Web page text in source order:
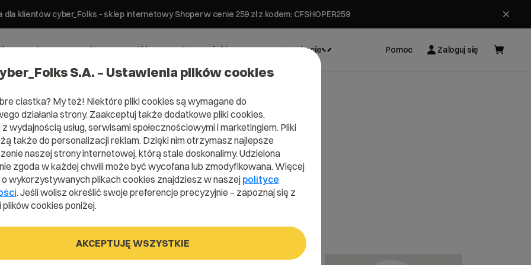
klientów cyber_Folks - sklep internetowy Shoper w cenie 259 zł z kodem: CFSHOPER259
Serwery Strony Sklepy Wsparcie biznesowe Inspiracje Pomoc Zaloguj się
modyfikacja rekordów domeny
CDN –
domeny
domeny
S.A. – Ustawienia plików cookies
ciastka? My też! Niektóre pliki cookies są wymagane do
działania strony. Zaakceptuj także dodatkowe pliki cookies,
wydajnością usług, serwisami społecznościowymi i marketingiem. Pliki
także do personalizacji reklam. Dzięki nim otrzymasz najlepsze
naszej strony internetowej, którą stale doskonalimy. Udzielona
zgoda w każdej chwili może być wycofana lub zmodyfikowana. Więcej
wykorzystywanych plikach cookies znajdziesz w naszej polityce
. Jeśli wolisz określić swoje preferencje precyzyjnie – zapoznaj się z
cookies poniżej.
AKCEPTUJĘ WSZYSTKIE